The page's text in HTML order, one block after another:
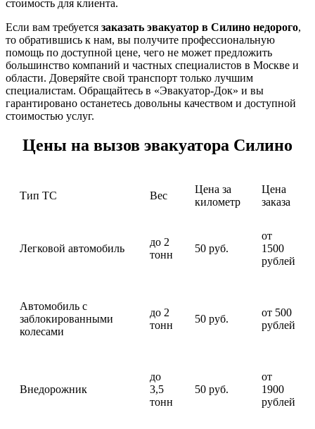
стоимость для клиента.
Если вам требуется заказать эвакуатор в Силино недорого,
то обратившись к нам, вы получите профессиональную
помощь по доступной цене, чего не может предложить
большинство компаний и частных специалистов в Москве и
области. Доверяйте свой транспорт только лучшим
специалистам. Обращайтесь в «Эвакуатор-Док» и вы
гарантировано останетесь довольны качеством и доступной
стоимостью услуг.
Цены на вызов эвакуатора Силино
Тип ТС Вес
Цена за
километр
Цена
заказа
Легковой автомобиль
до 2
тонн
50 руб.
от
1500
рублей
Автомобиль с
заблокированными
колесами
до 2
тонн
50 руб.
от 500
рублей
Внедорожник
до
3,5
тонн
50 руб.
от
1900
рублей